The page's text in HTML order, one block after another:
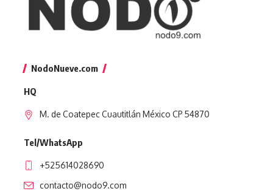
NodoNueve.com
HQ
M. de Coatepec Cuautitlán México CP 54870
Tel/WhatsApp
+525614028690
contacto@nodo9.com